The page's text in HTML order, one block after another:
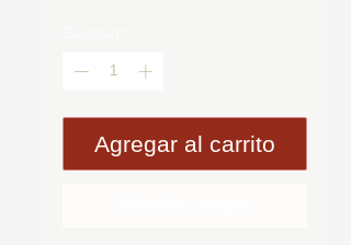
Agregar al carrito